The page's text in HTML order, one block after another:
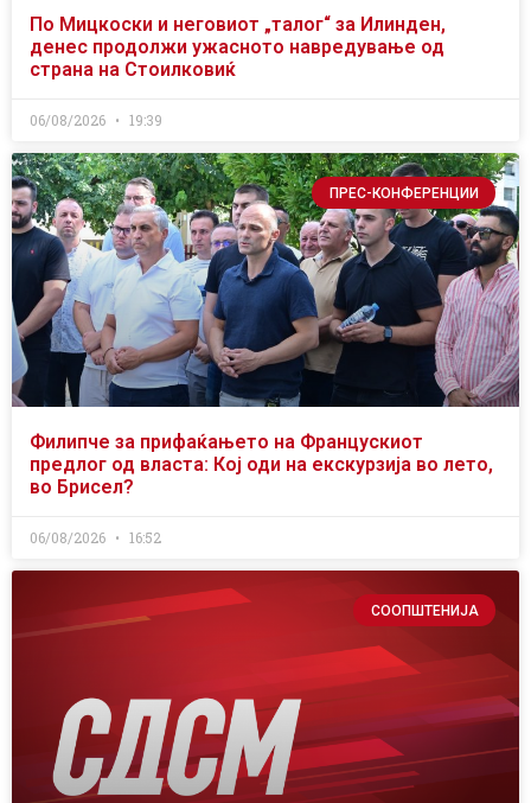
По Мицкоски и неговиот „талог“ за Илинден,
денес продолжи ужасното навредување од
страна на Стоилковиќ
06/08/2026 19:39
ПРЕС-КОНФЕРЕНЦИИ
Филипче за прифаќањето на Францускиот
предлог од власта: Кој оди на екскурзија во лето,
во Брисел?
06/08/2026 16:52
СООПШТЕНИЈА